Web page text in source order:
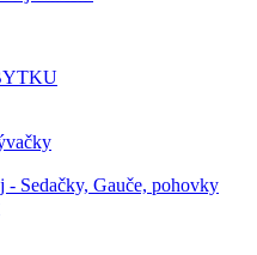
- Sedačky, Gauče, pohovky